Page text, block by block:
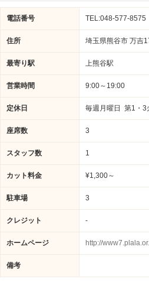
電話番号 TEL:048-577-8575
住所 埼玉県熊谷市 万吉
最寄り駅 上熊谷駅
営業時間 9:00～19:00
定休日 毎週月曜日 第1・3
座席数 3
スタッフ数 1
カット料金 ¥1,300～
駐車場 3
クレジット -
ホームページ http://
備考